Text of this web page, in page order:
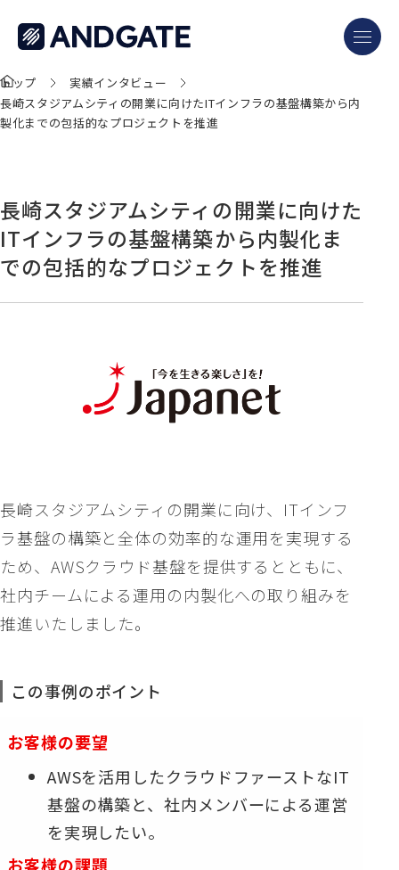
トップ
実績インタビュー
長崎スタジアムシティの開業に向けたITインフラの基盤構築から内
製化までの包括的なプロジェクトを推進
長崎スタジアムシティの開業に向けた
ITインフラの基盤構築から内製化ま
での包括的なプロジェクトを推進
長崎スタジアムシティの開業に向け、ITインフ
ラ基盤の構築と全体の効率的な運用を実現する
ため、AWSクラウド基盤を提供するとともに、
社内チームによる運用の内製化への取り組みを
推進いたしました。
この事例のポイント
お客様の要望
AWSを活用したクラウドファーストなIT
基盤の構築と、社内メンバーによる運営
を実現したい。
お客様の課題